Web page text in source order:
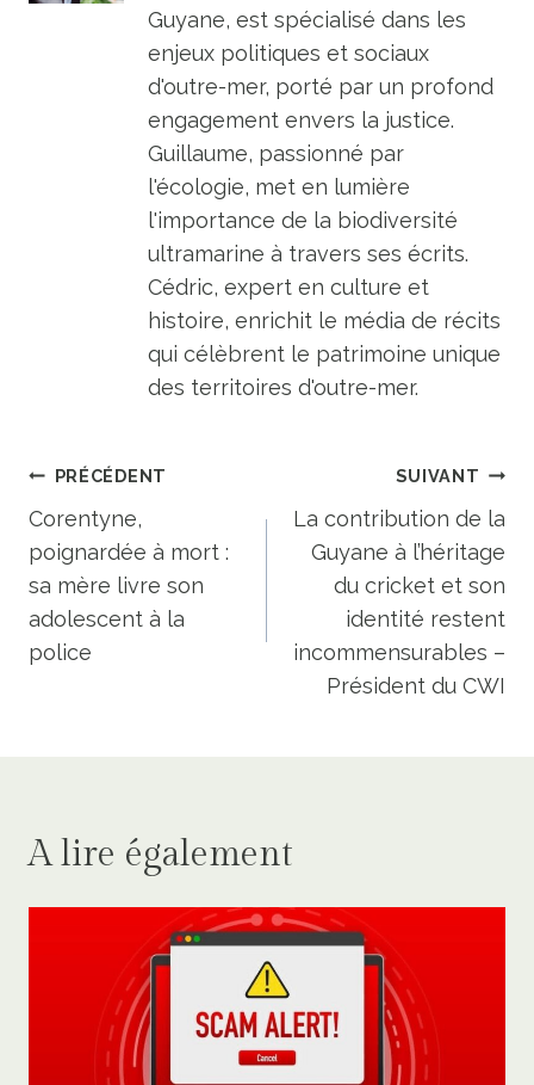
Guyane, est spécialisé dans les
enjeux politiques et sociaux
d'outre-mer, porté par un profond
engagement envers la justice.
Guillaume, passionné par
l'écologie, met en lumière
l'importance de la biodiversité
ultramarine à travers ses écrits.
Cédric, expert en culture et
histoire, enrichit le média de récits
qui célèbrent le patrimoine unique
des territoires d'outre-mer.
Navigation
de
l’article
PRÉCÉDENT
Corentyne,
poignardée à mort :
sa mère livre son
adolescent à la
police
SUIVANT
La contribution de la
Guyane à l’héritage
du cricket et son
identité restent
incommensurables –
Président du CWI
A lire également